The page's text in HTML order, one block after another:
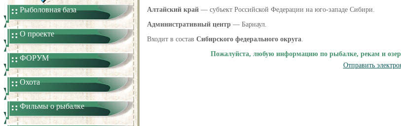
Рыболовная база
О проекте
ФОРУМ
Охота
Фильмы о рыбалке
Алтайский край — субъект Российской Федерации на юго-западе Сибири.
Административный центр — Барнаул.
Входит в состав Сибирского федерального округа.
Пожалуйста, любую информацию по рыбалке, рекам и
Отправить